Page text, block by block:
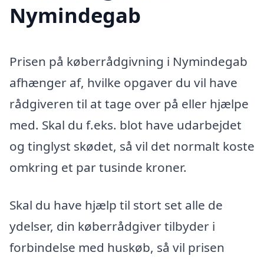
Nymindegab
Prisen på køberrådgivning i Nymindegab
afhænger af, hvilke opgaver du vil have
rådgiveren til at tage over på eller hjælpe
med. Skal du f.eks. blot have udarbejdet
og tinglyst skødet, så vil det normalt koste
omkring et par tusinde kroner.
Skal du have hjælp til stort set alle de
ydelser, din køberrådgiver tilbyder i
forbindelse med huskøb, så vil prisen